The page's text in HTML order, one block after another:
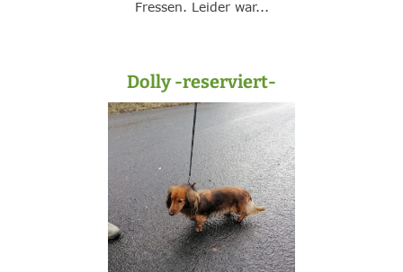
Fressen. Leider war...
Dolly -reserviert-